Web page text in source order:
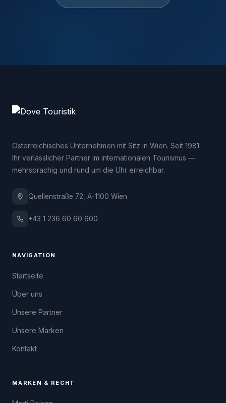
Österreichisches Unternehmen mit Sitz in Wien. Seit 1981
Ihr verlässlicher Partner im internationalen Tourismus —
mehrsprachig und rund um die Uhr erreichbar.
Quellenstraße 72, A-1100 Wien
+43 1 236 60 60 600
NAVIGATION
Startseite
Über uns
Unsere Partner
Unsere Marken
Kontakt
MARKEN & RECHT